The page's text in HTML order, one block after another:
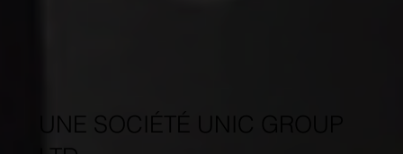
UNE SOCIÉTÉ UNIC GROUP